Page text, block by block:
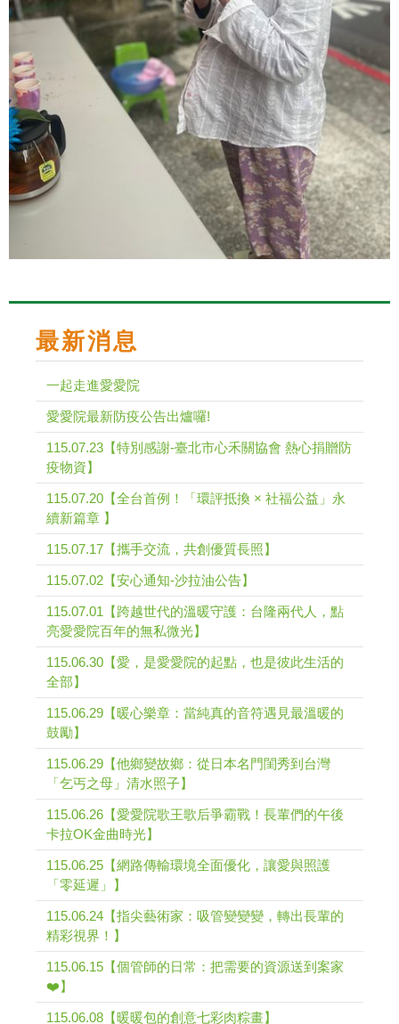
最新消息
一起走進愛愛院
愛愛院最新防疫公告出爐囉!
115.07.23【特別感謝-臺北市心禾關協會 熱心捐贈防
疫物資】
115.07.20【全台首例！「環評抵換 × 社福公益」永
續新篇章 】
115.07.17【攜手交流，共創優質長照】
115.07.02【安心通知-沙拉油公告】
115.07.01【跨越世代的溫暖守護：台隆兩代人，點
亮愛愛院百年的無私微光】
115.06.30【愛，是愛愛院的起點，也是彼此生活的
全部】
115.06.29【暖心樂章：當純真的音符遇見最溫暖的
鼓勵】
115.06.29【他鄉變故鄉：從日本名門閨秀到台灣
「乞丐之母」清水照子】
115.06.26【愛愛院歌王歌后爭霸戰！長輩們的午後
卡拉OK金曲時光】
115.06.25【網路傳輸環境全面優化，讓愛與照護
「零延遲」】
115.06.24【指尖藝術家：吸管變變變，轉出長輩的
精彩視界！】
115.06.15【個管師的日常：把需要的資源送到案家
❤️】
115.06.08【暖暖包的創意七彩肉粽畫】